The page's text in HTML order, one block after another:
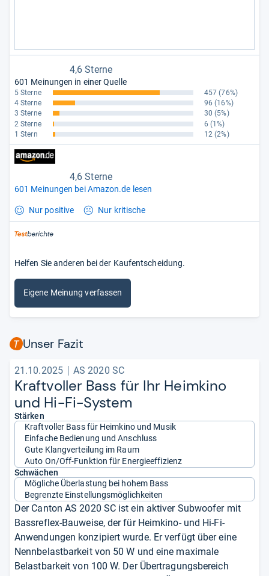
4,6 Sterne
601 Meinungen in einer Quelle
5 Sterne 457 (76%)
4 Sterne
96 (16%)
3 Sterne
30 (5%)
2 Sterne
6 (1%)
1 Stern
12 (2%)
4,6 Sterne
601 Meinungen bei Amazon.de lesen
Nur positive Nur kritische
Helfen Sie anderen bei der Kaufentscheidung.
Eigene Meinung verfassen
Unser Fazit
21.10.2025 AS 2020 SC
Kraft­vol­ler Bass für Ihr Heim­kino
und Hi-​Fi-​Sys­tem
Stärken
Kraftvoller Bass für Heimkino und Musik
Einfache Bedienung und Anschluss
Gute Klangverteilung im Raum
Auto On/Off-Funktion für Energieeffizienz
Schwächen
Mögliche Überlastung bei hohem Bass
Begrenzte Einstellungsmöglichkeiten
Der Canton AS 2020 SC ist ein aktiver Subwoofer mit
Bassreflex-Bauweise, der für Heimkino- und Hi-Fi-
Anwendungen konzipiert wurde. Er verfügt über eine
Nennbelastbarkeit von 50 W und eine maximale
Belastbarkeit von 100 W. Der Übertragungsbereich